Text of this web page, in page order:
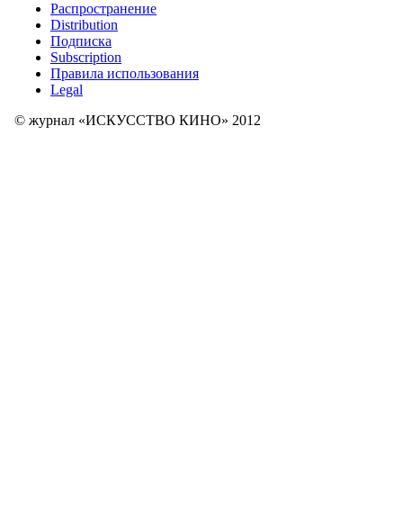
Распространение
Distribution
Подписка
Subscription
Правила использования
Legal
© журнал «ИСКУССТВО КИНО» 2012